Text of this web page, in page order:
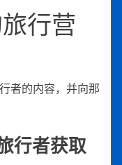
行营
者的内容，并向那
行者获取